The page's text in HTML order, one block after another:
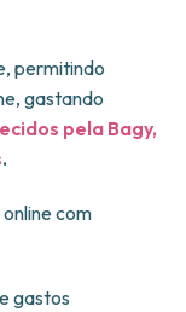
permitindo
gastando
pela Bagy,
.
com
gastos